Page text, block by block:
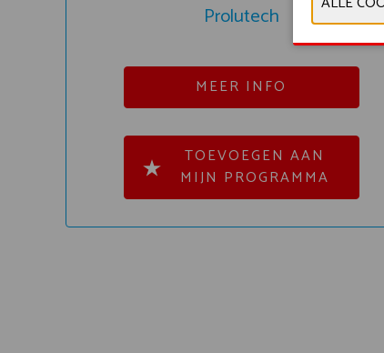
Prolutech
MEER INFO
TOEVOEGEN AAN
MIJN PROGRAMMA